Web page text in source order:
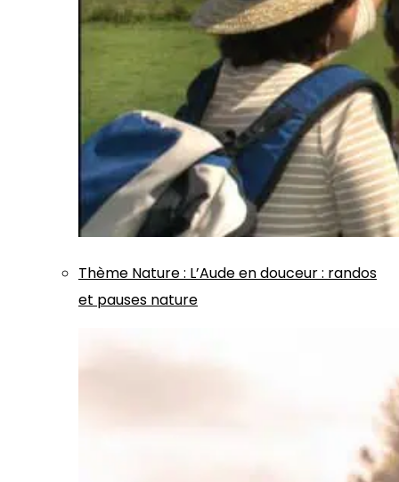
Thème Nature: L’Aude en douceur : randos
et pauses nature